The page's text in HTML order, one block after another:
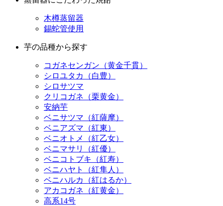
木樽蒸留器
錫蛇管使用
芋の品種から探す
コガネセンガン（黄金千貫）
シロユタカ（白豊）
シロサツマ
クリコガネ（栗黄金）
安納芋
ベニサツマ（紅薩摩）
ベニアズマ（紅東）
ベニオトメ（紅乙女）
ベニマサリ（紅優）
ベニコトブキ（紅寿）
ベニハヤト（紅隼人）
ベニハルカ（紅はるか）
アカコガネ（紅黄金）
高系14号